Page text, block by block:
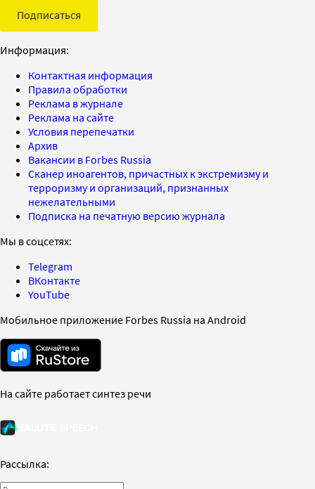
Подписаться
Информация:
Контактная информация
Правила обработки
Реклама в журнале
Реклама на сайте
Условия перепечатки
Архив
Вакансии в Forbes Russia
Сканер иноагентов, причастных к экстремизму и
терроризму и организаций, признанных
нежелательными
Подписка на печатную версию журнала
Мы в соцсетях:
Telegram
ВКонтакте
YouTube
Мобильное приложение Forbes Russia на Android
На сайте работает синтез речи
Рассылка: